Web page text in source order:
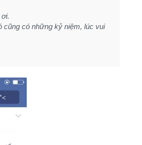
cũng có những kỷ niệm, lúc vui